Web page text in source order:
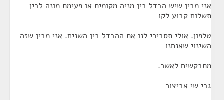
אני מבין שיש הבדל בין מניה מקומית או פעימת מונה לבין
תשלום קבוע לקו
טלפון. אולי תסבירי לנו את ההבדל בין השנים. אני מבין שזה
השינוי שאנחנו
מתבקשים לאשר.
גבי שי אביצור